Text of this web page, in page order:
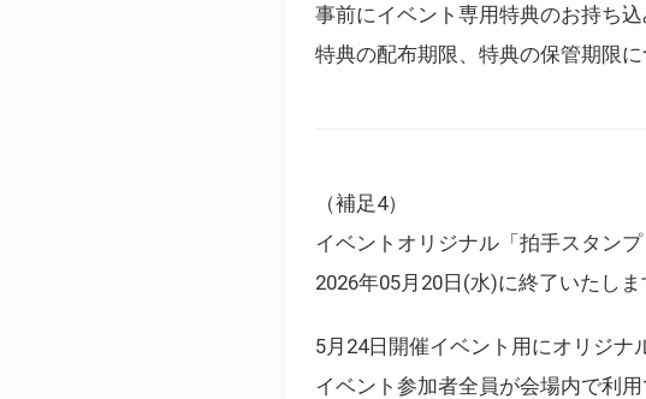
事前にイベント専用特典のお持ち
特典の配布期限、特典の保管期限
（補足4）
イベントオリジナル「拍手スタン
2026年05月20日(水)に終了いたしま
5月24日開催イベント用にオリジ
イベント参加者全員が会場内で利